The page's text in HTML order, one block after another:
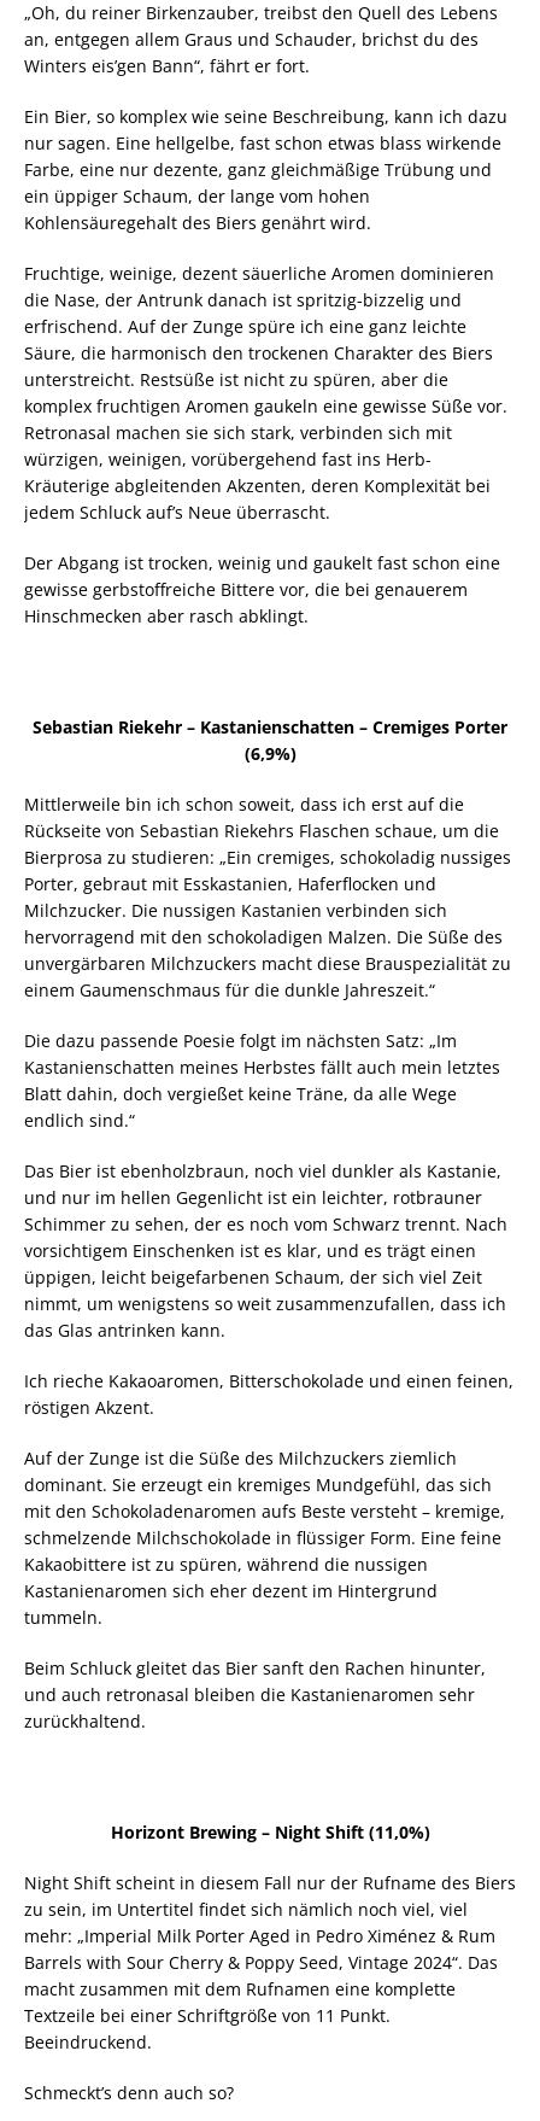
„Oh, du reiner Birkenzauber, treibst den Quell des Lebens
an, entgegen allem Graus und Schauder, brichst du des
Winters eis’gen Bann“, fährt er fort.
Ein Bier, so komplex wie seine Beschreibung, kann ich dazu
nur sagen. Eine hellgelbe, fast schon etwas blass wirkende
Farbe, eine nur dezente, ganz gleichmäßige Trübung und
ein üppiger Schaum, der lange vom hohen
Kohlensäuregehalt des Biers genährt wird.
Fruchtige, weinige, dezent säuerliche Aromen dominieren
die Nase, der Antrunk danach ist spritzig-bizzelig und
erfrischend. Auf der Zunge spüre ich eine ganz leichte
Säure, die harmonisch den trockenen Charakter des Biers
unterstreicht. Restsüße ist nicht zu spüren, aber die
komplex fruchtigen Aromen gaukeln eine gewisse Süße vor.
Retronasal machen sie sich stark, verbinden sich mit
würzigen, weinigen, vorübergehend fast ins Herb-
Kräuterige abgleitenden Akzenten, deren Komplexität bei
jedem Schluck auf’s Neue überrascht.
Der Abgang ist trocken, weinig und gaukelt fast schon eine
gewisse gerbstoffreiche Bittere vor, die bei genauerem
Hinschmecken aber rasch abklingt.
Sebastian Riekehr – Kastanienschatten – Cremiges Porter
(6,9%)
Mittlerweile bin ich schon soweit, dass ich erst auf die
Rückseite von Sebastian Riekehrs Flaschen schaue, um die
Bierprosa zu studieren: „Ein cremiges, schokoladig nussiges
Porter, gebraut mit Esskastanien, Haferflocken und
Milchzucker. Die nussigen Kastanien verbinden sich
hervorragend mit den schokoladigen Malzen. Die Süße des
unvergärbaren Milchzuckers macht diese Brauspezialität zu
einem Gaumenschmaus für die dunkle Jahreszeit.“
Die dazu passende Poesie folgt im nächsten Satz: „Im
Kastanienschatten meines Herbstes fällt auch mein letztes
Blatt dahin, doch vergießet keine Träne, da alle Wege
endlich sind.“
Das Bier ist ebenholzbraun, noch viel dunkler als Kastanie,
und nur im hellen Gegenlicht ist ein leichter, rotbrauner
Schimmer zu sehen, der es noch vom Schwarz trennt. Nach
vorsichtigem Einschenken ist es klar, und es trägt einen
üppigen, leicht beigefarbenen Schaum, der sich viel Zeit
nimmt, um wenigstens so weit zusammenzufallen, dass ich
das Glas antrinken kann.
Ich rieche Kakaoaromen, Bitterschokolade und einen feinen,
röstigen Akzent.
Auf der Zunge ist die Süße des Milchzuckers ziemlich
dominant. Sie erzeugt ein kremiges Mundgefühl, das sich
mit den Schokoladenaromen aufs Beste versteht – kremige,
schmelzende Milchschokolade in flüssiger Form. Eine feine
Kakaobittere ist zu spüren, während die nussigen
Kastanienaromen sich eher dezent im Hintergrund
tummeln.
Beim Schluck gleitet das Bier sanft den Rachen hinunter,
und auch retronasal bleiben die Kastanienaromen sehr
zurückhaltend.
Horizont Brewing – Night Shift (11,0%)
Night Shift scheint in diesem Fall nur der Rufname des Biers
zu sein, im Untertitel findet sich nämlich noch viel, viel
mehr: „Imperial Milk Porter Aged in Pedro Ximénez & Rum
Barrels with Sour Cherry & Poppy Seed, Vintage 2024“. Das
macht zusammen mit dem Rufnamen eine komplette
Textzeile bei einer Schriftgröße von 11 Punkt.
Beeindruckend.
Schmeckt’s denn auch so?